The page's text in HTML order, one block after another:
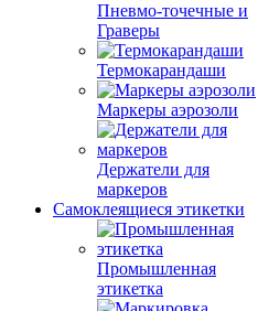
Пневмо-точечные и
Граверы
Термокарандаши
Маркеры аэрозоли
Держатели для
маркеров
Самоклеящиеся этикетки
Промышленная
этикетка